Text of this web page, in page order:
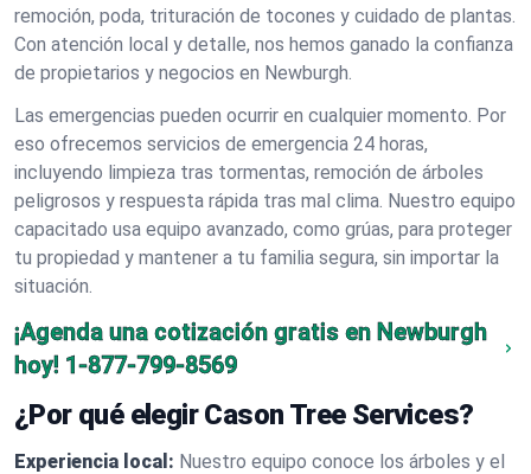
remoción, poda, trituración de tocones y cuidado de plantas.
Con atención local y detalle, nos hemos ganado la confianza
de propietarios y negocios en Newburgh.
Las emergencias pueden ocurrir en cualquier momento. Por
eso ofrecemos servicios de emergencia 24 horas,
incluyendo limpieza tras tormentas, remoción de árboles
peligrosos y respuesta rápida tras mal clima. Nuestro equipo
capacitado usa equipo avanzado, como grúas, para proteger
tu propiedad y mantener a tu familia segura, sin importar la
situación.
¡Agenda una cotización gratis en Newburgh
hoy! 1-877-799-8569
¿Por qué elegir Cason Tree Services?
Experiencia local: Nuestro equipo conoce los árboles y el